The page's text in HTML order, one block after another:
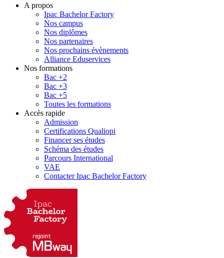
A propos
Ipac Bachelor Factory
Nos campus
Nos diplômes
Nos partenaires
Nos prochains évènements
Alliance Eduservices
Nos formations
Bac +2
Bac +3
Bac +5
Toutes les formations
Accès rapide
Admission
Certifications Qualiopi
Financer ses études
Schéma des études
Parcours International
VAE
Contacter Ipac Bachelor Factory